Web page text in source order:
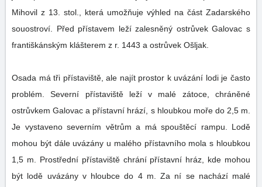
Mihovil z 13. stol., která umožňuje výhled na část Zadarského
souostroví. Před přístavem leží zalesněný ostrůvek Galovac s
františkánským klášterem z r. 1443 a ostrůvek Ošljak.
Osada má tři přístaviště, ale najít prostor k uvázání lodi je často
problém. Severní přístaviště leží v malé zátoce, chráněné
ostrůvkem Galovac a přístavní hrází, s hloubkou moře do 2,5 m.
Je vystaveno severním větrům a má spouštěcí rampu. Lodě
mohou být dále uvázány u malého přístavního mola s hloubkou
1,5 m. Prostřední přístaviště chrání přístavní hráz, kde mohou
být lodě uvázány v hloubce do 4 m. Za ní se nachází malé